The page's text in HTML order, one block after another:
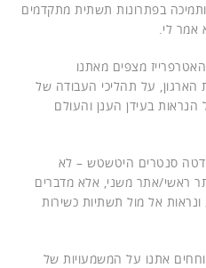
בפתרונות תשתית מתקדמים
אמר לי.
מצפים מאתנו
על תהליכי העבודה של
בעידן הענן והעולם
הדטה סנטרים היטשטש – לא
ראשי/אתר משני, אלא מדברים
אל מול תשתיות כשירות
אתנו על המשמעויות של